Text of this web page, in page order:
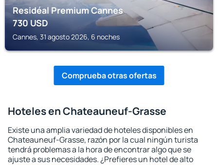
Residéal Premium Cannes
730USD
Cannes, 31 agosto 2026, 6 noches
Comprueba otras ofertas
Hoteles en Chateauneuf-Grasse
Existe una amplia variedad de hoteles disponibles en
Chateauneuf-Grasse, razón por la cual ningún turista
tendrá problemas a la hora de encontrar algo que se
ajuste a sus necesidades. ¿Prefieres un hotel de alto